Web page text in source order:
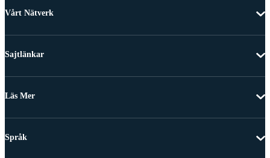
Vårt Nätverk
Sajtlänkar
Läs Mer
Språk